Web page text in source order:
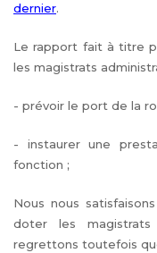
dernier.
Le rapport fait à titre
les magistrats
- prévoir le port de la
- instaurer une
fonction ;
Nous nous
doter les
regrettons toutefois